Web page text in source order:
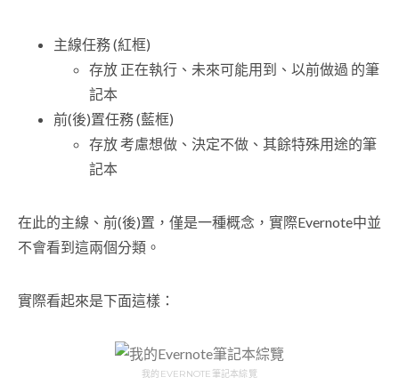
主線任務 (紅框)
存放 正在執行、未來可能用到、以前做過 的筆
記本
前(後)置任務 (藍框)
存放 考慮想做、決定不做、其餘特殊用途的筆
記本
在此的主線、前(後)置，僅是一種概念，實際Evernote中並
不會看到這兩個分類。
實際看起來是下面這樣：
我的EVERNOTE筆記本綜覽